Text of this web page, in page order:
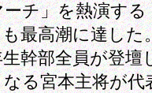
チ」を熱演する
最高潮に達した
幹部全員が登壇
る宮本主将が代